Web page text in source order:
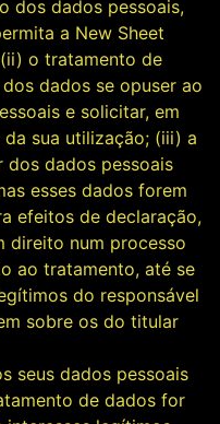
dos dados pessoais,
a New Sheet
o tratamento de
dados se opuser ao
e solicitar, em
sua utilização; (iii) a
dos dados pessoais
esses dados forem
efeitos de declaração,
direito num processo
ao tratamento, até se
do responsável
sobre os do titular
seus dados pessoais
de dados for